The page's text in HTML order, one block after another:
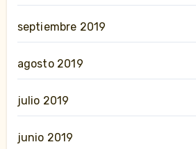
septiembre 2019
agosto 2019
julio 2019
junio 2019